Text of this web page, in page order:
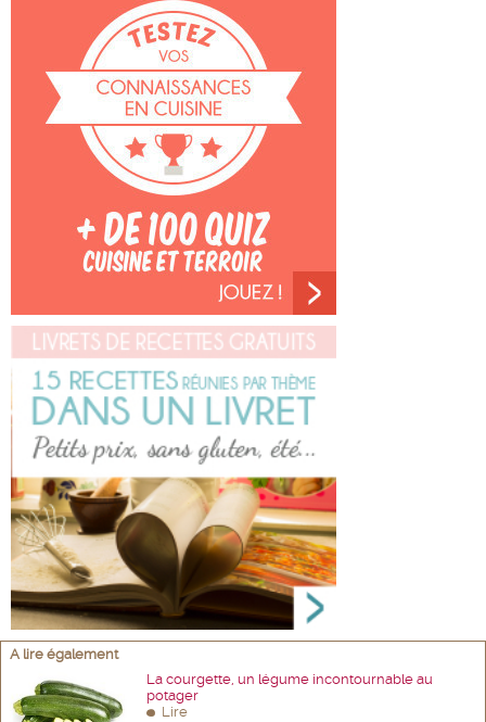
A lire également
La courgette, un légume incontournable au
potager
Lire